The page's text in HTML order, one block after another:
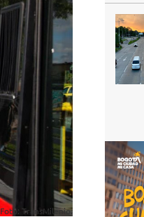
Foto: TransMilenio.